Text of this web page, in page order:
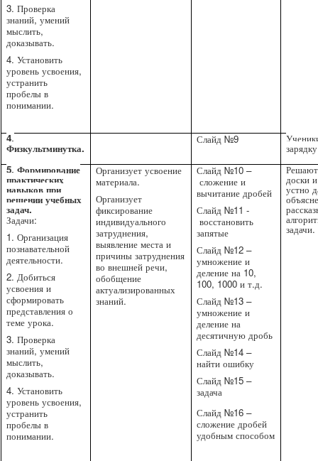
3. Проверка
знаний, умений
мыслить,
доказывать.
4. Установить
уровень усвоения,
устранить
пробелы в
понимании.
4.
Физкультминутка.
Слайд №9
5. Формирование
практических
навыков при
решении учебных
задач.
Задачи:
1. Организация
познавательной
деятельности.
2. Добиться
усвоения и
сформировать
представления о
теме урока.
3. Проверка
знаний, умений
мыслить,
доказывать.
4. Установить
уровень усвоения,
устранить
пробелы в
понимании.
Организует усвоение
материала.
Организует
фиксирование
индивидуального
затруднения,
выявление места и
причины затруднения
во внешней речи,
обобщение
актуализированных
знаний.
Слайд №10 –
сложение и
вычитание дробей
Слайд №11 -
восстановить
запятые
Слайд №12 –
умножение и
деление на 10,
100, 1000 и т.д.
Слайд №13 –
умножение и
деление на
десятичную дробь
Слайд №14 –
найти ошибку
Слайд №15 –
задача
Слайд №16 –
сложение дробей
удобным способом
доски
устно
задачи.